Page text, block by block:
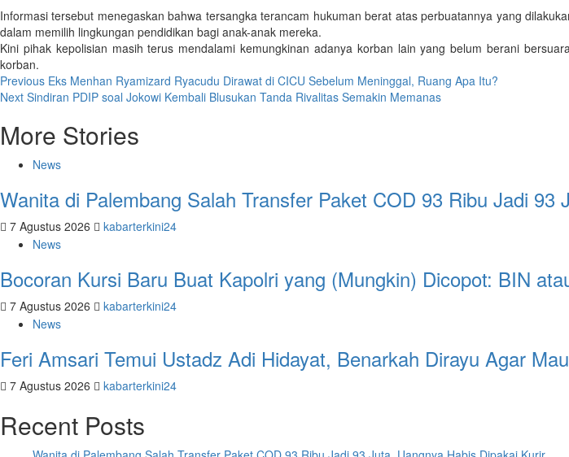
Informasi tersebut menegaskan bahwa tersangka terancam hukuman berat atas perbuatannya yang
dalam memilih lingkungan pendidikan bagi anak-anak mereka.
Kini pihak kepolisian masih terus mendalami kemungkinan adanya korban lain yang belum berani
korban.
Post
navigation
Previous Eks Menhan Ryamizard Ryacudu Dirawat di CICU Sebelum Meninggal, Ruang Apa Itu?
Next Sindiran PDIP soal Jokowi Kembali Blusukan Tanda Rivalitas Semakin Memanas
More Stories
News
Wanita di Palembang Salah Transfer Paket COD 93 Ribu Jadi 93
7 Agustus 2026
kabarterkini24
News
Bocoran Kursi Baru Buat Kapolri yang (Mungkin) Dicopot: BIN
7 Agustus 2026
kabarterkini24
News
Feri Amsari Temui Ustadz Adi Hidayat, Benarkah Dirayu Agar
7 Agustus 2026 kabarterkini24
Recent Posts